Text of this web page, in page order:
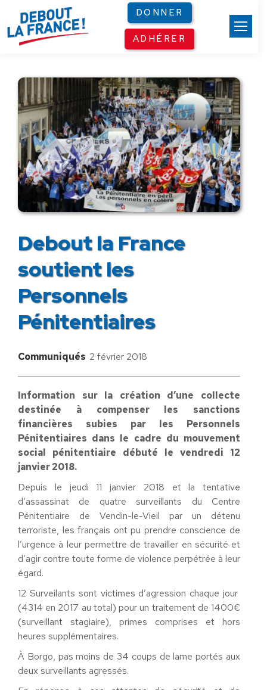
DONNER
ADHÉRER
Debout la France
soutient les
Personnels
Pénitentiaires
Communiqués 2 février 2018
Information sur la création d’une collecte
destinée à compenser les sanctions
financières subies par les Personnels
Pénitentiaires dans le cadre du mouvement
social pénitentiaire débuté le vendredi 12
janvier 2018.
Depuis le jeudi 11 janvier 2018 et la tentative
d’assassinat de quatre surveillants du Centre
Pénitentiaire de Vendin-le-Vieil par un détenu
terroriste, les français ont pu prendre conscience de
l’urgence à leur permettre de travailler en sécurité et
d’agir contre toute forme de violence perpétrée à leur
égard.
12 Surveilants sont victimes d’agression chaque jour
(4314 en 2017 au total) pour un traitement de 1400€
(surveillant stagiaire), primes comprises et hors
heures supplémentaires.
À Borgo, pas moins de 34 coups de lame portés aux
deux surveillants agressés.
Panneau de gestion des cookies